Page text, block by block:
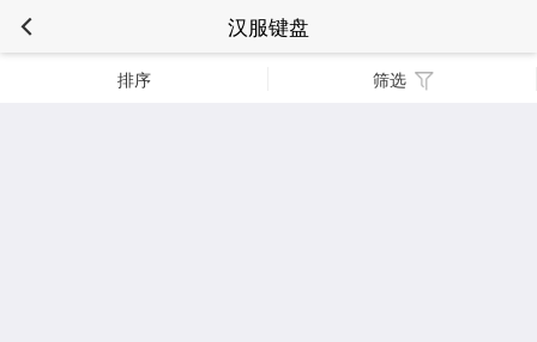
汉服键盘
排序 筛选